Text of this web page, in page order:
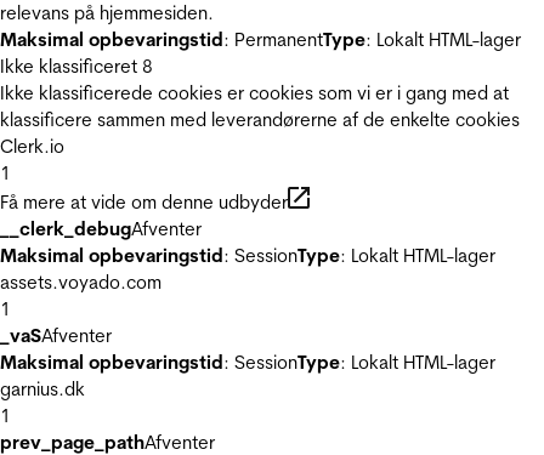
relevans på hjemmesiden.
Maksimal opbevaringstid: PermanentType: Lokalt HTML-lager
Ikke klassificeret 8
Ikke klassificerede cookies er cookies som vi er i gang med at
klassificere sammen med leverandørerne af de enkelte cookies
Clerk.io
1
Få mere at vide om denne udbyder
__clerk_debugAfventer
Maksimal opbevaringstid: SessionType: Lokalt HTML-lager
assets.voyado.com
1
_vaSAfventer
Maksimal opbevaringstid: SessionType: Lokalt HTML-lager
garnius.dk
1
prev_page_pathAfventer